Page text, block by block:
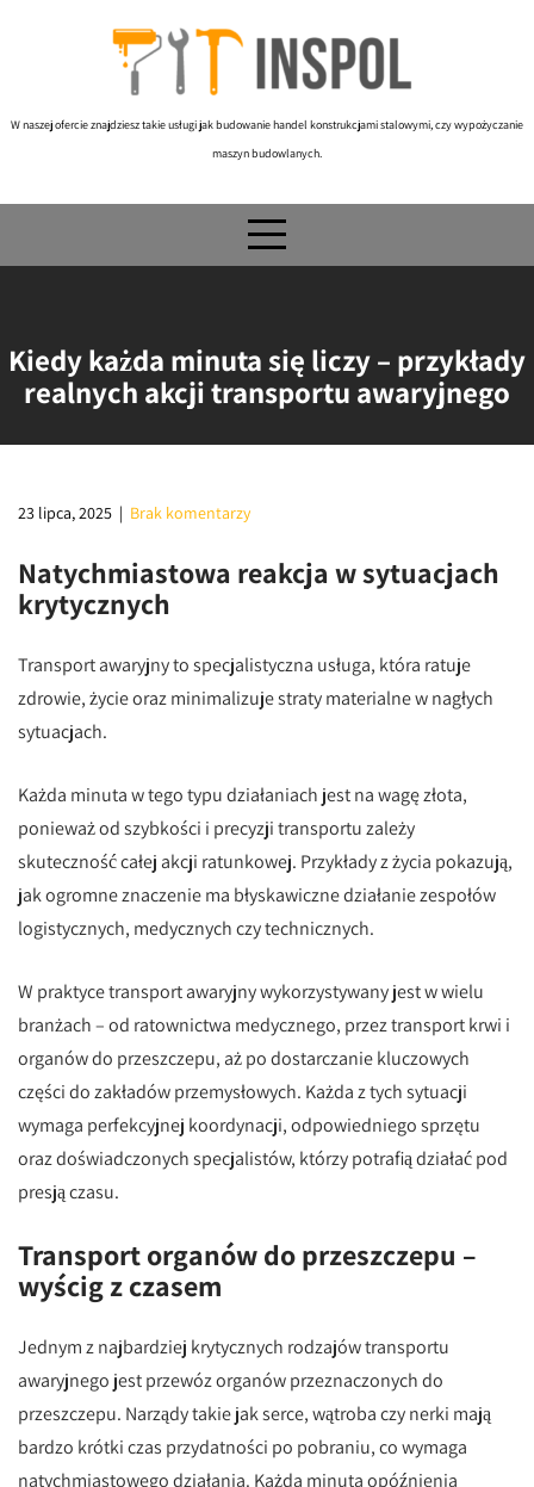
W naszej ofercie znajdziesz takie usługi jak budowanie handel konstrukcjami stalowymi, czy wypożyczanie
maszyn budowlanych.
Kiedy każda minuta się liczy – przykłady
realnych akcji transportu awaryjnego
23 lipca, 2025 | Brak komentarzy
Natychmiastowa reakcja w sytuacjach
krytycznych
Transport awaryjny to specjalistyczna usługa, która ratuje
zdrowie, życie oraz minimalizuje straty materialne w nagłych
sytuacjach.
Każda minuta w tego typu działaniach jest na wagę złota,
ponieważ od szybkości i precyzji transportu zależy
skuteczność całej akcji ratunkowej. Przykłady z życia pokazują,
jak ogromne znaczenie ma błyskawiczne działanie zespołów
logistycznych, medycznych czy technicznych.
W praktyce transport awaryjny wykorzystywany jest w wielu
branżach – od ratownictwa medycznego, przez transport krwi i
organów do przeszczepu, aż po dostarczanie kluczowych
części do zakładów przemysłowych. Każda z tych sytuacji
wymaga perfekcyjnej koordynacji, odpowiedniego sprzętu
oraz doświadczonych specjalistów, którzy potrafią działać pod
presją czasu.
Transport organów do przeszczepu –
wyścig z czasem
Jednym z najbardziej krytycznych rodzajów transportu
awaryjnego jest przewóz organów przeznaczonych do
przeszczepu. Narządy takie jak serce, wątroba czy nerki mają
bardzo krótki czas przydatności po pobraniu, co wymaga
natychmiastowego działania. Każda minuta opóźnienia